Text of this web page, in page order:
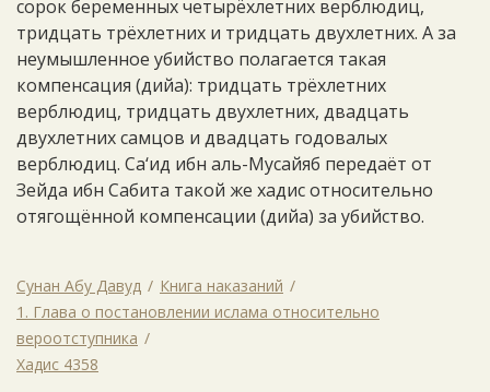
сорок беременных четырёхлетних верблюдиц,
тридцать трёхлетних и тридцать двухлетних. А за
неумышленное убийство полагается такая
компенсация (дийа): тридцать трёхлетних
верблюдиц, тридцать двухлетних, двадцать
двухлетних самцов и двадцать годовалых
верблюдиц. Са‘ид ибн аль-Мусайяб передаёт от
Зейда ибн Сабита такой же хадис относительно
отягощённой компенсации (дийа) за убийство.
Сунан Абу Давуд
Книга наказаний
1. Глава о постановлении ислама относительно
вероотступника
Хадис 4358